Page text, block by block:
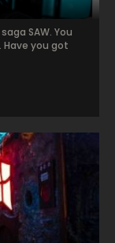
SAW. You
you got